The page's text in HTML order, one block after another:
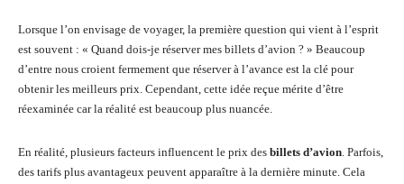
Lorsque l’on envisage de voyager, la première question qui vient à l’esprit
est souvent : « Quand dois-je réserver mes billets d’avion ? » Beaucoup
d’entre nous croient fermement que réserver à l’avance est la clé pour
obtenir les meilleurs prix. Cependant, cette idée reçue mérite d’être
réexaminée car la réalité est beaucoup plus nuancée.
En réalité, plusieurs facteurs influencent le prix des billets d’avion. Parfois,
des tarifs plus avantageux peuvent apparaître à la dernière minute. Cela